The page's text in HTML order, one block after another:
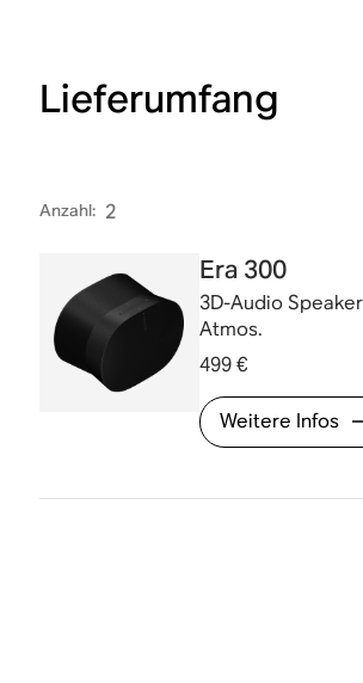
Lieferumfang
Anzahl: 2
Era 300
3D-Audio
Atmos.
499 €
Weitere Infos